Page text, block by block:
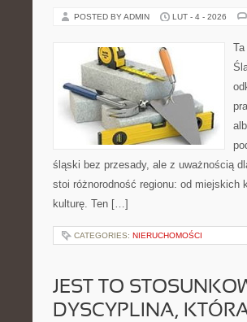
POSTED BY ADMIN LUT - 4 - 2026
śląski bez przesady, ale z uważnością
stoi różnorodność regionu: od miejskich
kulturę. Ten […]
CATEGORIES: NIERUCHOMOŚCI
JEST TO
DYSCYPLINA,